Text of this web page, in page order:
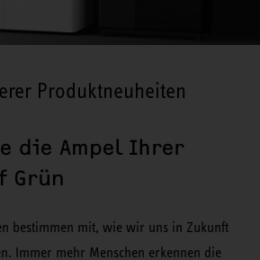
Produktneuheiten
die Ampel Ihrer
Grün
bestimmen mit, wie wir uns in Zukunft
Immer mehr Menschen erkennen die